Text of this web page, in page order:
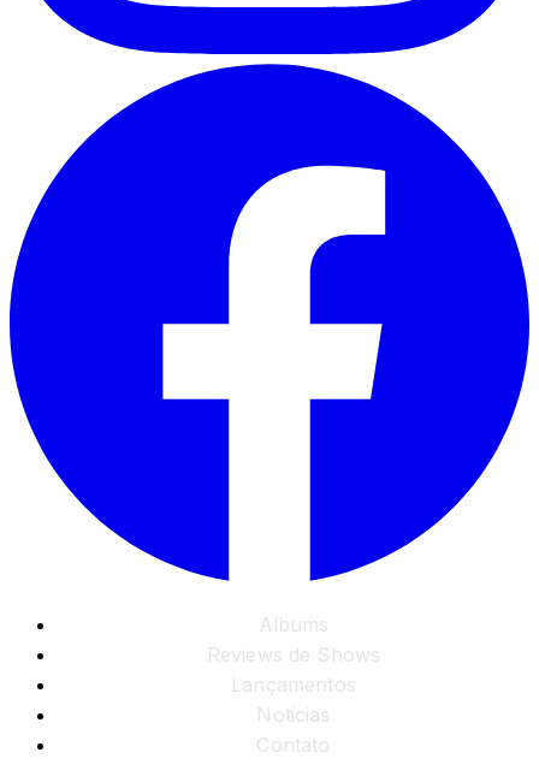
Albums
Reviews de Shows
Lançamentos
Noticias
Contato